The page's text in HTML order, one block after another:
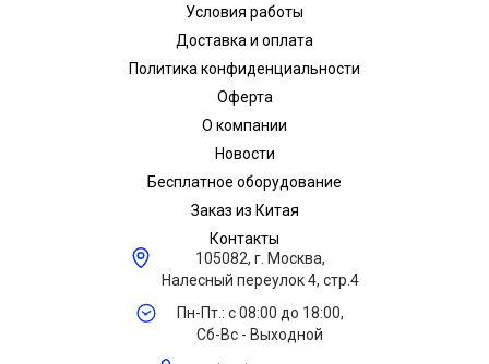
Условия работы
Доставка и оплата
Политика конфиденциальности
Оферта
О компании
Новости
Бесплатное оборудование
Заказ из Китая
Контакты
105082, г. Москва,
Налесный переулок 4, стр.4
Пн-Пт.: с 08:00 до 18:00,
Сб-Вс - Выходной